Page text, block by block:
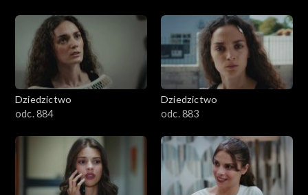
Dziedzictwo
odc. 884
Dziedzictwo
odc. 883